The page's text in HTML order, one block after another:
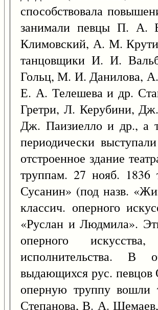
способствовала
занимали певцы П. А.
Климовский, А. М.
танцовщики И. И.
Гольц, М. И. Данилова,
Е. А. Телешева и др.
Гретри, Л. Керубини,
Дж. Паизиелло и др., а
периодически
отстроенное здание
труппам. 27 нояб.
Сусанин» (под назв.
классич. оперного
«Руслан и Людмила».
оперного
исполнительства. В
выдающихся рус.
оперную труппу
Степанова, В. А. Шемаев,